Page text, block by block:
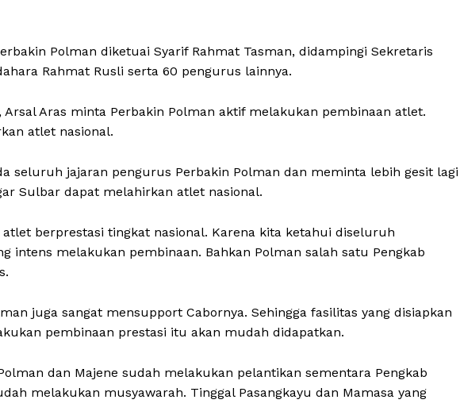
Polman diketuai Syarif Rahmat Tasman, didampingi Sekretaris
Rahmat Rusli serta 60 pengurus lainnya.
Arsal Aras minta Perbakin Polman aktif melakukan pembinaan atlet.
atlet nasional.
seluruh jajaran pengurus Perbakin Polman dan meminta lebih gesit lagi
Sulbar dapat melahirkan atlet nasional.
berprestasi tingkat nasional. Karena kita ketahui diseluruh
intens melakukan pembinaan. Bahkan Polman salah satu Pengkab
juga sangat mensupport Cabornya. Sehingga fasilitas yang disiapkan
pembinaan prestasi itu akan mudah didapatkan.
dan Majene sudah melakukan pelantikan sementara Pengkab
melakukan musyawarah. Tinggal Pasangkayu dan Mamasa yang